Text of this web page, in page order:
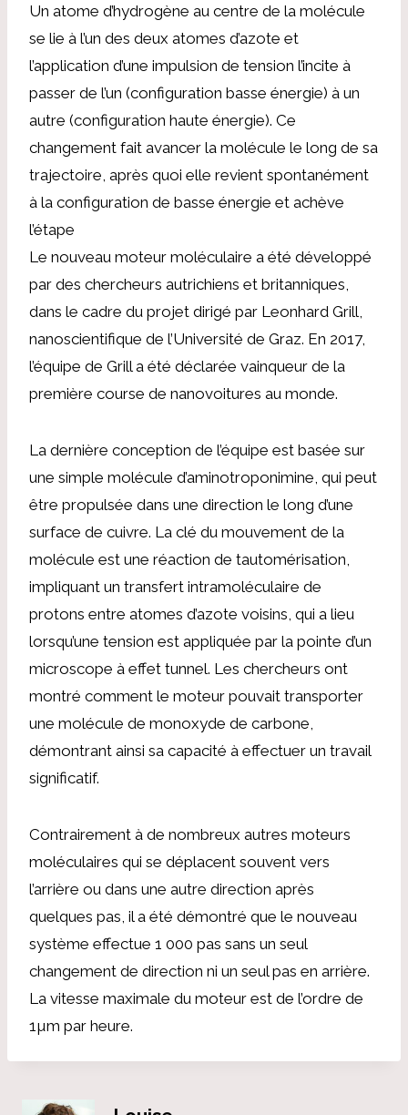
Un atome d’hydrogène au centre de la molécule
se lie à l’un des deux atomes d’azote et
l’application d’une impulsion de tension l’incite à
passer de l’un (configuration basse énergie) à un
autre (configuration haute énergie). Ce
changement fait avancer la molécule le long de sa
trajectoire, après quoi elle revient spontanément
à la configuration de basse énergie et achève
l’étape
Le nouveau moteur moléculaire a été développé
par des chercheurs autrichiens et britanniques,
dans le cadre du projet dirigé par Leonhard Grill,
nanoscientifique de l’Université de Graz. En 2017,
l’équipe de Grill a été déclarée vainqueur de la
première course de nanovoitures au monde.
La dernière conception de l’équipe est basée sur
une simple molécule d’aminotroponimine, qui peut
être propulsée dans une direction le long d’une
surface de cuivre. La clé du mouvement de la
molécule est une réaction de tautomérisation,
impliquant un transfert intramoléculaire de
protons entre atomes d’azote voisins, qui a lieu
lorsqu’une tension est appliquée par la pointe d’un
microscope à effet tunnel. Les chercheurs ont
montré comment le moteur pouvait transporter
une molécule de monoxyde de carbone,
démontrant ainsi sa capacité à effectuer un travail
significatif.
Contrairement à de nombreux autres moteurs
moléculaires qui se déplacent souvent vers
l’arrière ou dans une autre direction après
quelques pas, il a été démontré que le nouveau
système effectue 1 000 pas sans un seul
changement de direction ni un seul pas en arrière.
La vitesse maximale du moteur est de l’ordre de
1µm par heure.